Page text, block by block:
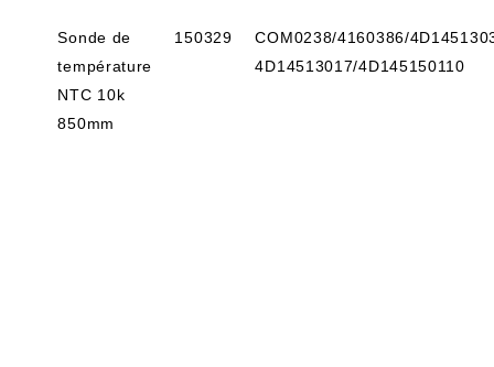
Sonde de
température
NTC 10k
850mm
150329
COM0238/4160386/
4D14513017/4D145150110